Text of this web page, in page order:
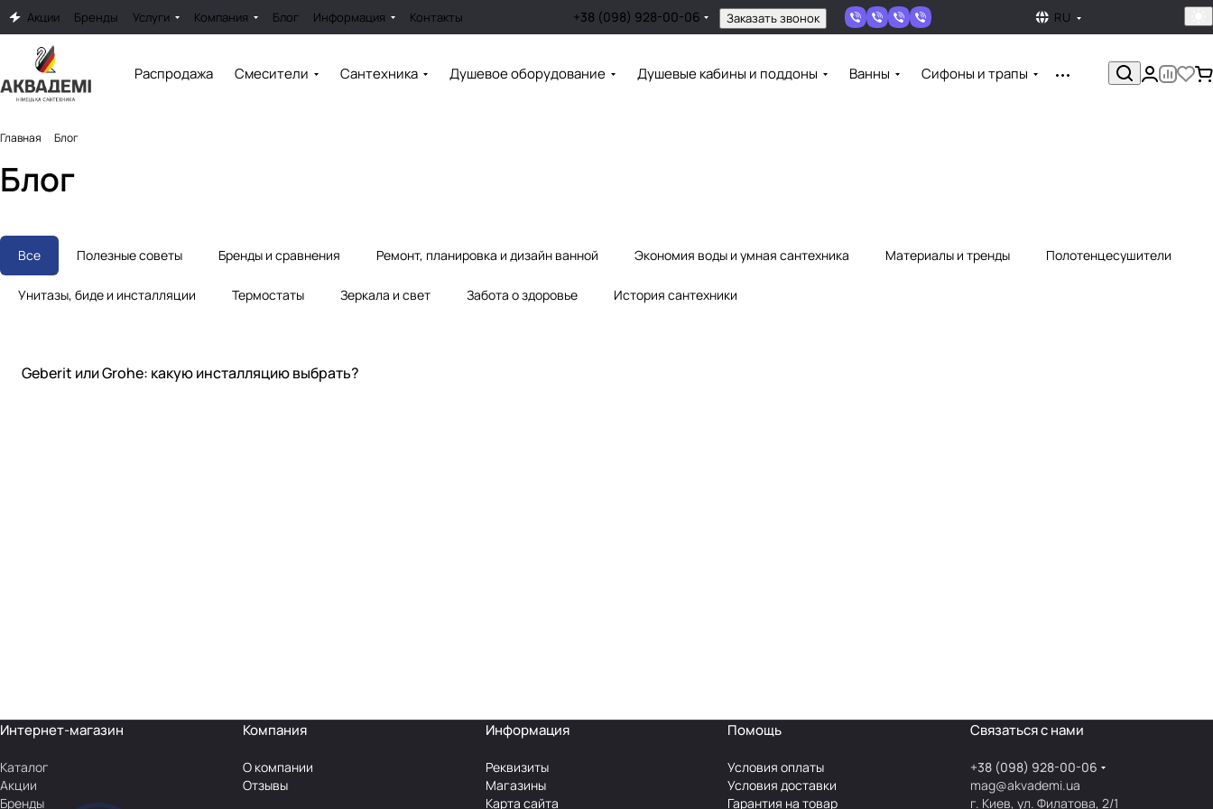
Акции Бренды Услуги Компания Блог Информация Контакты +38 (098) 928-00-06 Заказать звонок RU
Распродажа Смесители Сантехника Душевое оборудование Душевые кабины и поддоны Ванны Сифоны и трапы
Главная Блог
Блог
Все Полезные советы Бренды и сравнения Ремонт, планировка и дизайн ванной Экономия воды и умная сантехника Материалы и тренды Полотенцесушители
Унитазы, биде и инсталляции Термостаты Зеркала и свет Забота о здоровье История сантехники
Бренды и сравнения
Geberit или Grohe: какую инсталляцию выбрать?
Интернет-магазин
Каталог
Акции
Бренды
Компания
О компании
Отзывы
Информация
Реквизиты
Магазины
Карта сайта
Помощь
Условия оплаты
Условия доставки
Гарантия на товар
Связаться с нами
+38 (098) 928-00-06
mag@akvademi.ua
г. Киев, ул. Филатова, 2/1